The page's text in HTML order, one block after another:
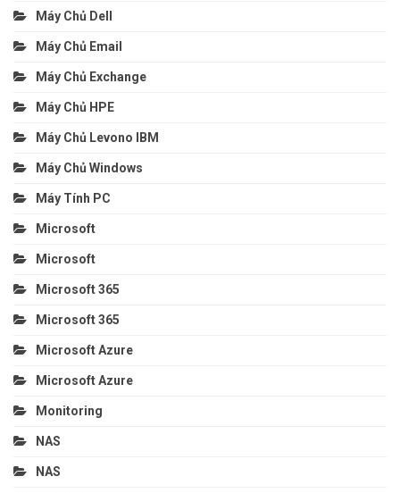
Máy Chủ Dell
Máy Chủ Email
Máy Chủ Exchange
Máy Chủ HPE
Máy Chủ Levono IBM
Máy Chủ Windows
Máy Tính PC
Microsoft
Microsoft
Microsoft 365
Microsoft 365
Microsoft Azure
Microsoft Azure
Monitoring
NAS
NAS